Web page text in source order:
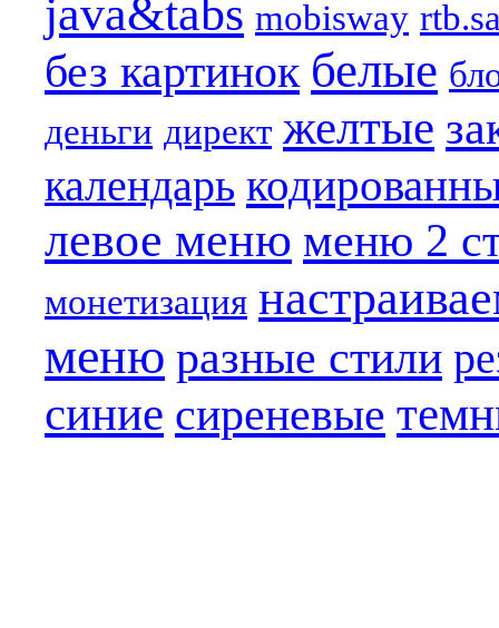
java&tabs mobisway
без картинок белые
деньги директ желтые
календарь
левое меню меню 2
монетизация
меню разные стили
синие сиреневые